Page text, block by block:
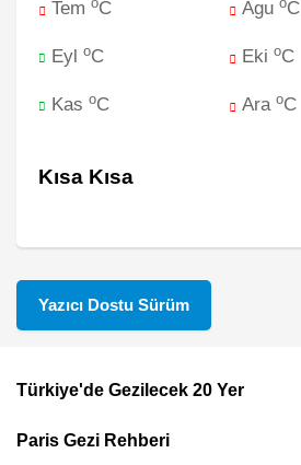
Tem C Agu C
Eyl oC EkioC
Kas oC AraoC
Kısa Kısa
Yazıcı Dostu Sürüm
Top
Türkiye'de Gezilecek 20 Yer
Paris Gezi Rehberi